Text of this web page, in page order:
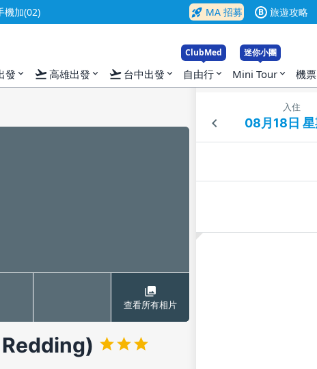
機加(02) rocket_launch MA 招募 B 旅遊攻略
發 expand_more flight_takeoff高雄出發 expand_more flight_takeoff 台中出發 expand_more
ClubMed
自由行 expand_more
迷你小團
Mini Tour expand_more 機票
查看所有相片
入住